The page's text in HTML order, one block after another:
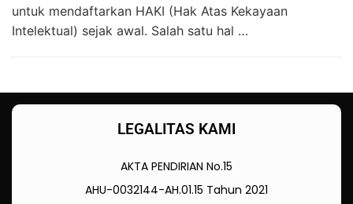
untuk mendaftarkan HAKI (Hak Atas Kekayaan
Intelektual) sejak awal. Salah satu hal …
LEGALITAS KAMI
AKTA PENDIRIAN No.15
AHU-0032144-AH.01.15 Tahun 2021